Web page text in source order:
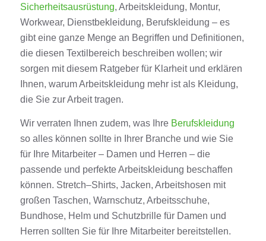
Sicherheitsausrüstung, Arbeitskleidung, Montur,
Workwear, Dienstbekleidung, Berufskleidung – es
gibt eine ganze Menge an Begriffen und Definitionen,
die diesen Textilbereich beschreiben wollen; wir
sorgen mit diesem Ratgeber für Klarheit und erklären
Ihnen, warumArbeitskleidung mehr ist als Kleidung,
die Sie zur Arbeit tragen.
Wir verraten Ihnen zudem, was Ihre Berufskleidung
so alles können sollte in Ihrer Branche und wie Sie
für Ihre Mitarbeiter – Damen und Herren – die
passende und perfekteArbeitskleidung beschaffen
können. Stretch–Shirts, Jacken, Arbeitshosen mit
großen Taschen, Warnschutz, Arbeitsschuhe,
Bundhose, Helm und Schutzbrille für Damen und
Herren sollten Sie für Ihre Mitarbeiter bereitstellen.